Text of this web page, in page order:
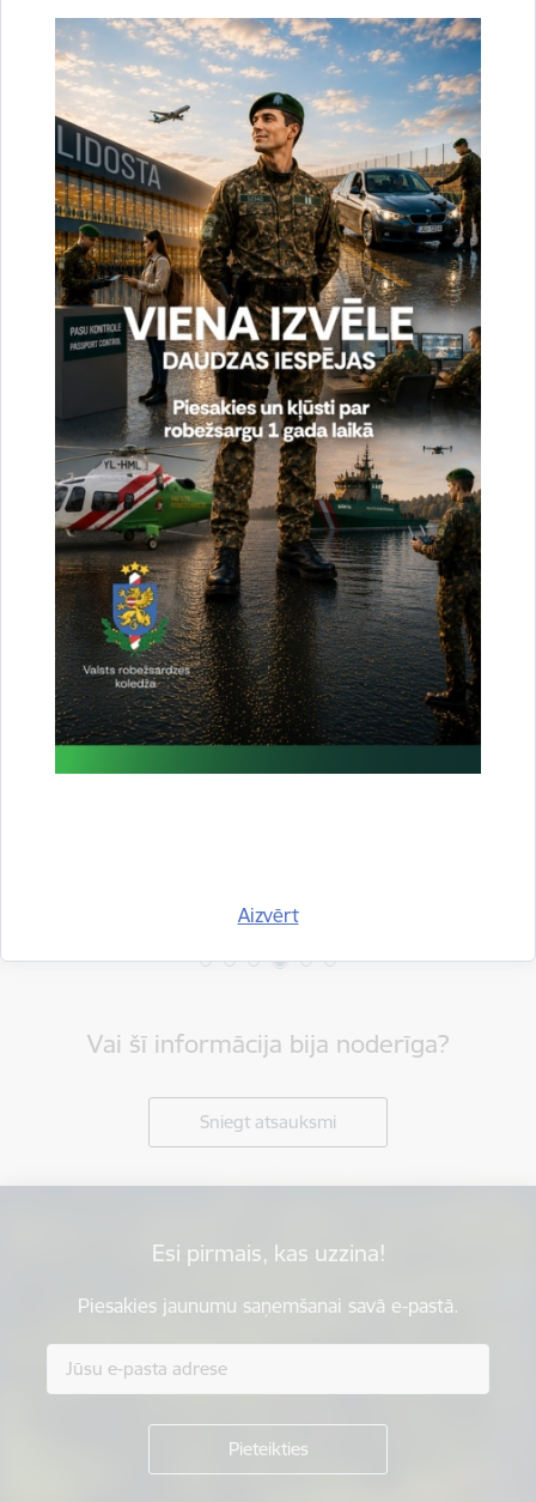
Aizvērt
Sagatavoja:
Jolanta Babiško
Valsts robežsardzes Galvenās pārvaldes Stratēģiskās attīstības
un sabiedrisko attiecību nodaļas vecākā speciāliste
67075617, mob.20364206
e-pasts:jolanta.babisko@rs.gov.lv
Saistītas tēmas
Aktualitātes: Konstatētie pārkāpumi
Drukāt lapu
Dalīties
Vai šī informācija bija noderīga?
Sniegt atsauksmi
Esi pirmais, kas uzzina!
Piesakies jaunumu saņemšanai savā e-pastā.